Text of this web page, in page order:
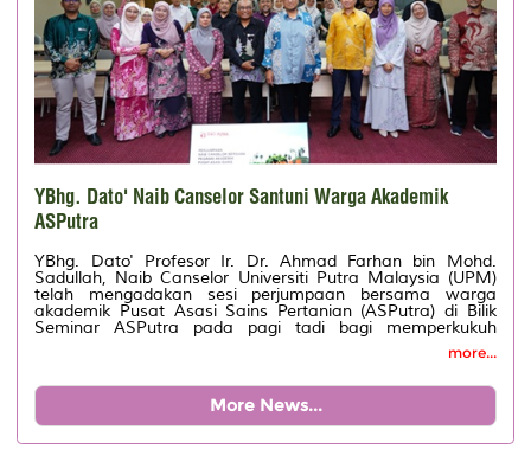
YBhg. Dato' Naib Canselor Santuni Warga Akademik
ASPutra
YBhg. Dato' Profesor Ir. Dr. Ahmad Farhan bin Mohd.
Sadullah, Naib Canselor Universiti Putra Malaysia (UPM)
telah mengadakan sesi perjumpaan bersama warga
akademik Pusat Asasi Sains Pertanian (ASPutra) di Bilik
Seminar ASPutra pada pagi tadi bagi memperkukuh
more...
More News...